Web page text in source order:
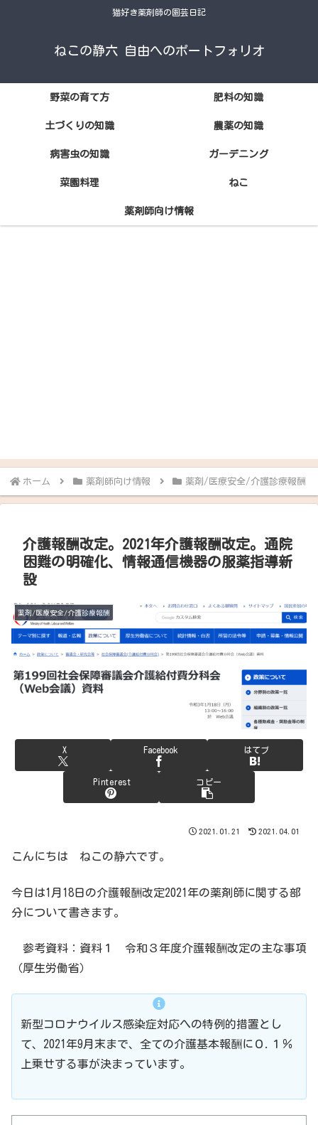
猫好き薬剤師の園芸日記
ねこの静六 自由へのポートフォリオ
野菜の育て方 肥料の知識
土づくりの知識 農薬の知識
病害虫の知識 ガーデニング
菜園料理 ねこ
薬剤師向け情報
ホーム 薬剤師向け情報 薬剤/医療安全/介護診療報酬
介護報酬改定。2021年介護報酬改定。通院
困難の明確化、情報通信機器の服薬指導新
設
薬剤/医療安全/介護診療報酬
X Facebook はてブ
Pinterest コピー
2021.01.21 2021.04.01
こんにちは ねこの静六です。
今日は1月18日の介護報酬改定2021年の薬剤師に関する部
分について書きます。
参考資料：資料１ 令和３年度介護報酬改定の主な事項
（厚生労働省）
新型コロナウイルス感染症対応への特例的措置とし
て、2021年9月末まで、全ての介護基本報酬に０.１％
上乗せする事が決まっています。